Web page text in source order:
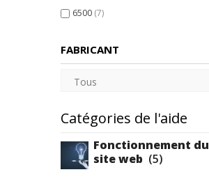
6500 (7)
FABRICANT
Catégories de l'aide
Fonctionnement du
site web (5)